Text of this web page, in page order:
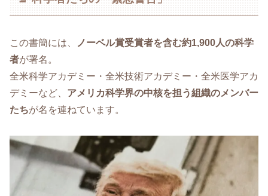
この書簡には、
ノーベル賞受賞者を含む約1,900人の科学
者が署名。
全米科学アカデミー・全米技術アカデミー・全米医学アカ
デミーなど、 アメリカ科学界の中核を担う組織のメンバー
たちが名を連ねています。